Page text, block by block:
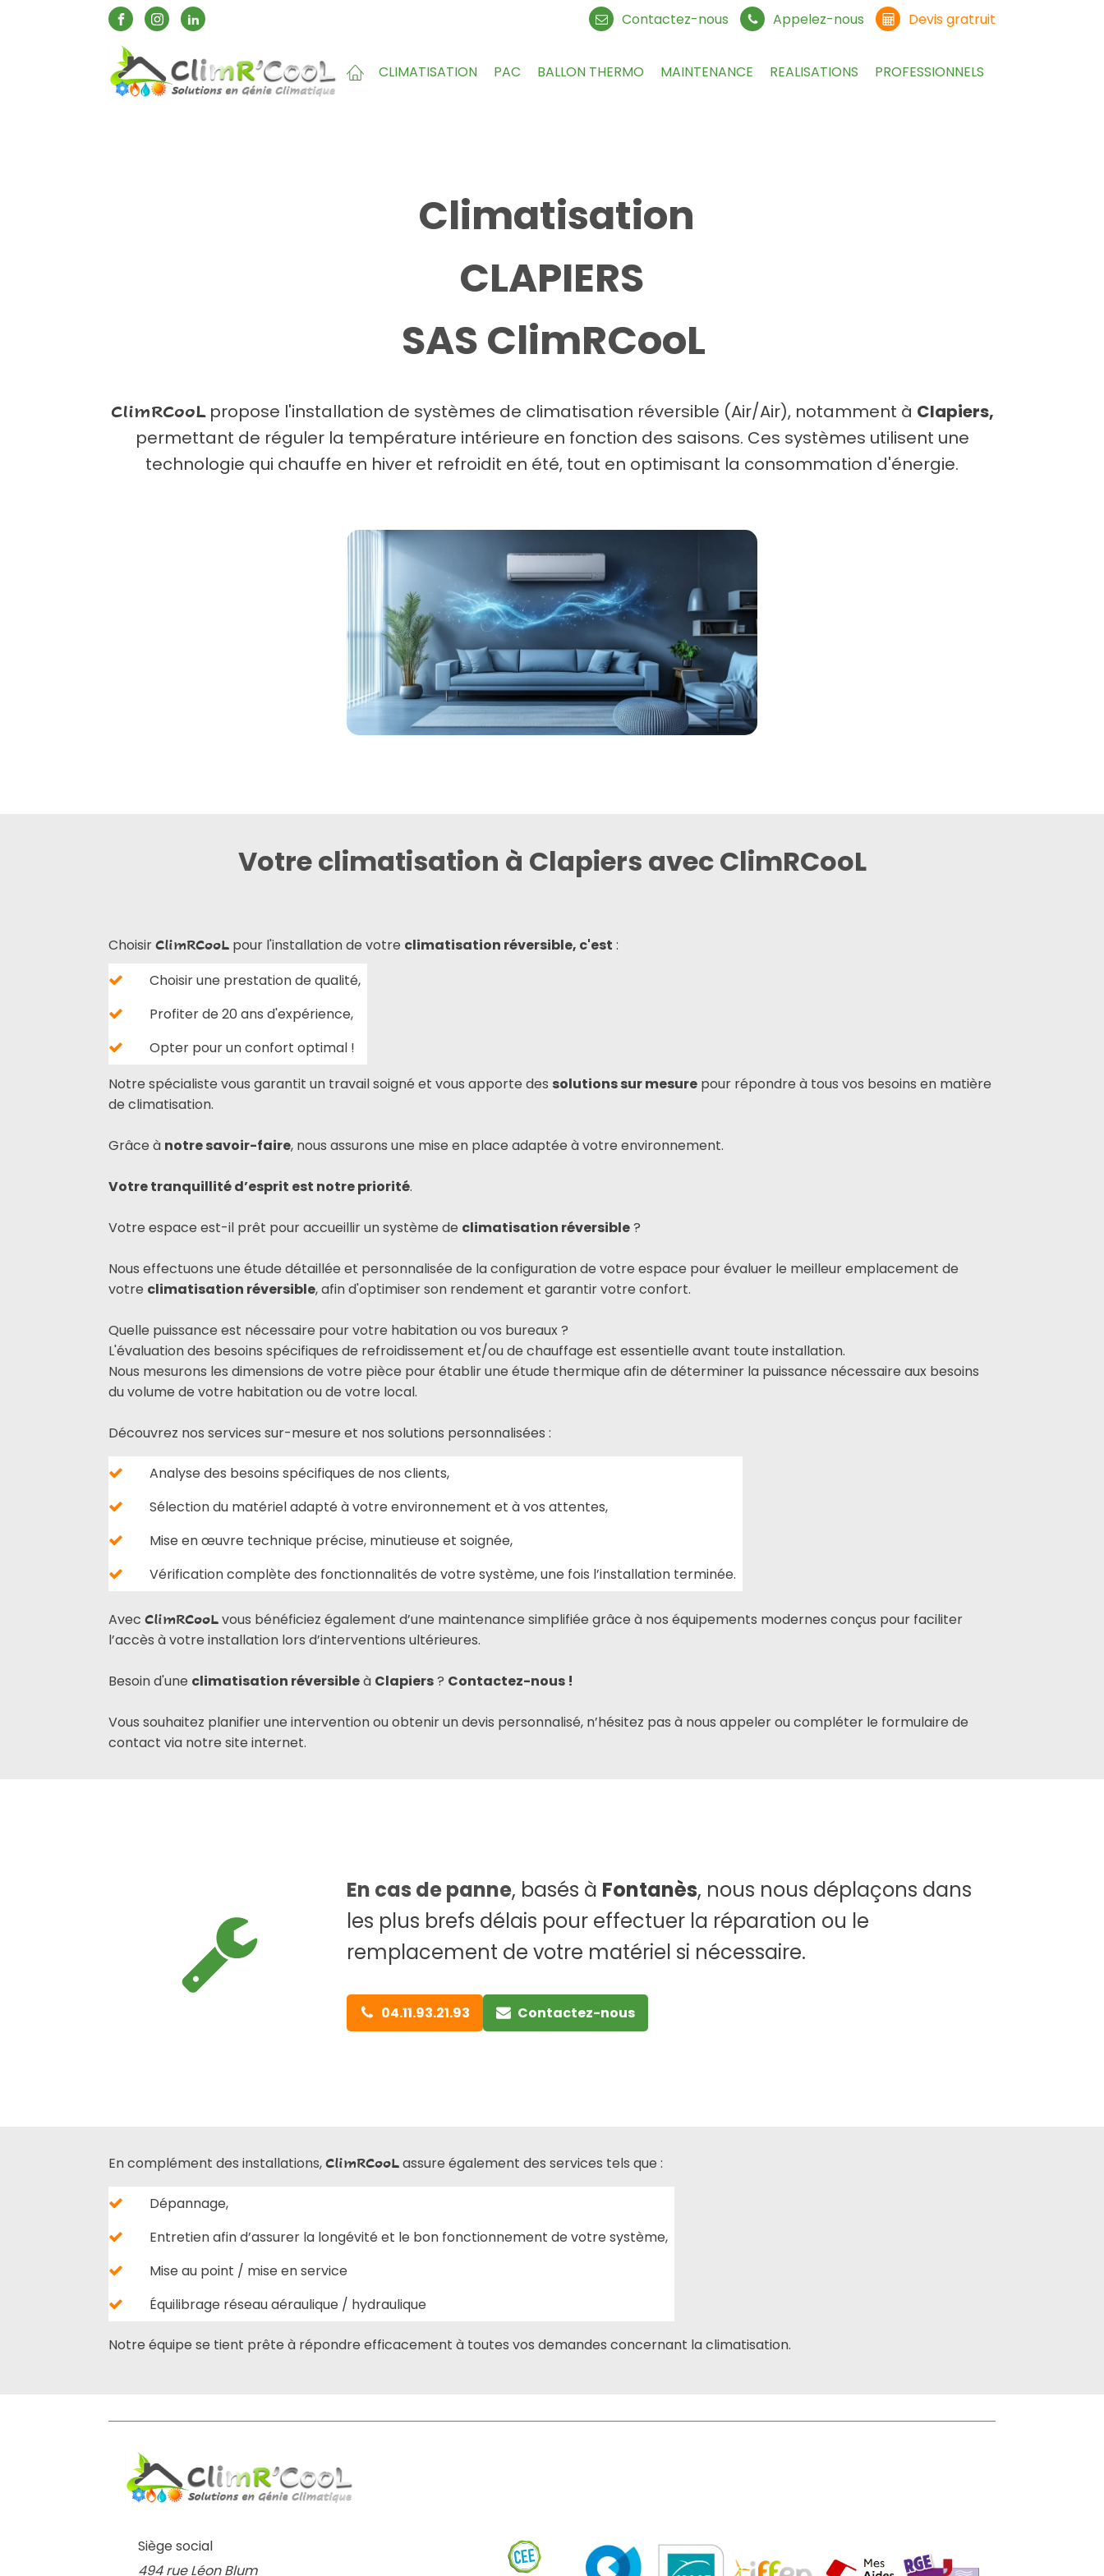
Contactez-nous Appelez-nous Devis gratruit
CLIMATISATION PAC BALLON THERMO MAINTENANCE REALISATIONS PROFESSIONNELS
Climatisation
CLAPIERS
SAS ClimRCooL
ClimRCooLpropose l'installation de systèmes de climatisation réversible (Air/Air), notamment à Clapiers,
permettant de réguler la température intérieure en fonction des saisons. Ces systèmes utilisent une
technologie qui chauffe en hiver et refroidit en été, tout en optimisant la consommation d'énergie.
Votre climatisation à Clapiers avec ClimRCooL
ChoisirClimRCooL pour l'installation de votre climatisation réversible, c'est :
Choisir une prestation de qualité,
Profiter de 20 ans d'expérience,
Opter pour un confort optimal !
Notre spécialiste vous garantit un travail soigné et vous apporte des solutions sur mesure pour répondre à tous vos besoins en matière
de climatisation.
Grâce à notre savoir-faire, nous assurons une mise en place adaptée à votre environnement.
Votre tranquillité d’esprit est notre priorité.
Votre espace est-il prêt pour accueillir un système de climatisation réversible?
Nous effectuons une étude détaillée et personnalisée de la configuration de votre espace pour évaluer le meilleur emplacement de
votre climatisation réversible, afin d'optimiser son rendement et garantir votre confort.
Quelle puissance est nécessaire pour votre habitation ou vos bureaux ?
L'évaluation des besoins spécifiques de refroidissement et/ou de chauffage est essentielle avant toute installation.
Nous mesurons les dimensions de votre pièce pour établir une étude thermique afin de déterminer la puissance nécessaire aux besoins
du volume de votre habitation ou de votre local.
Découvrez nos services sur-mesure et nos solutions personnalisées :
Analyse des besoins spécifiques de nos clients,
Sélection du matériel adapté à votre environnement et à vos attentes,
Mise en œuvre technique précise, minutieuse et soignée,
Vérification complète des fonctionnalités de votre système, une fois l’installation terminée.
Avec ClimRCooLvous bénéficiez également d’une maintenance simplifiée grâce à nos équipements modernes conçus pour faciliter
l’accès à votre installation lors d’interventions ultérieures.
Besoin d'une climatisation réversibleà Clapiers? Contactez-nous !
Vous souhaitez planifier une intervention ou obtenir un devis personnalisé, n’hésitez pas à nous appeler ou compléter le formulaire de
contact via notre site internet.
En cas de panne, basés à Fontanès, nous nous déplaçons dans
les plus brefs délais pour effectuer la réparation ou le
remplacement de votre matériel si nécessaire.
04.11.93.21.93 Contactez-nous
En complément des installations,ClimRCooLassure également des services tels que :
Dépannage,
Entretien afin d’assurer la longévité et le bon fonctionnement de votre système,
Mise au point / mise en service
Équilibrage réseau aéraulique / hydraulique
Notre équipe se tient prête à répondre efficacement à toutes vos demandes concernant la climatisation.
Siège social
494 rue Léon Blum